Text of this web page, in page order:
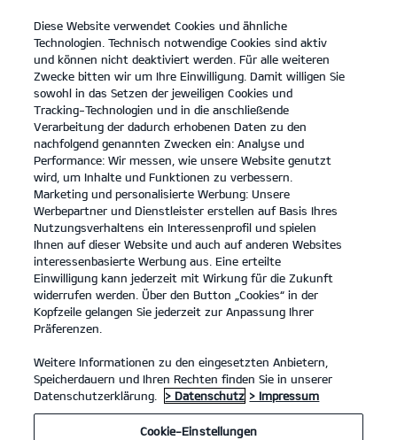
open
menu
KONTAKT
Technische Daten
Konfigurator
... ... TECHNISCHE DATEN
Der Kia EV3 - Technische Daten
Kia EV3 Frontantrieb, 81,4-kWh-Batterie GT-Line
(Strom/Reduktionsgetriebe); 150 kW (204 PS):
Stromverbrauch kombiniert 16,2 kWh/100 km; CO₂-
597 km Reichweite.****
Kia EV3 Frontantrieb, 81,4-kWh-Batterie Air
(Strom/Reduktionsgetriebe); 150 kW (204 PS):
Diese Website verwendet Cookies und ähnliche
Technologien. Technisch notwendige Cookies sind aktiv
und können nicht deaktiviert werden. Für alle weiteren
Zwecke bitten wir um Ihre Einwilligung. Damit willigen Sie
sowohl in das Setzen der jeweiligen Cookies und
Tracking-Technologien und in die anschließende
Verarbeitung der dadurch erhobenen Daten zu den
nachfolgend genannten Zwecken ein: Analyse und
Performance: Wir messen, wie unsere Website genutzt
wird, um Inhalte und Funktionen zu verbessern.
Marketing und personalisierte Werbung: Unsere
Werbepartner und Dienstleister erstellen auf Basis Ihres
Nutzungsverhaltens ein Interessenprofil und spielen
Ihnen auf dieser Website und auch auf anderen Websites
interessenbasierte Werbung aus. Eine erteilte
Einwilligung kann jederzeit mit Wirkung für die Zukunft
widerrufen werden. Über den Button „Cookies“ in der
Kopfzeile gelangen Sie jederzeit zur Anpassung Ihrer
Präferenzen.
Weitere Informationen zu den eingesetzten Anbietern,
Speicherdauern und Ihren Rechten finden Sie in unserer
Datenschutzerklärung.
> Datenschutz > Impressum
Cookie-Einstellungen